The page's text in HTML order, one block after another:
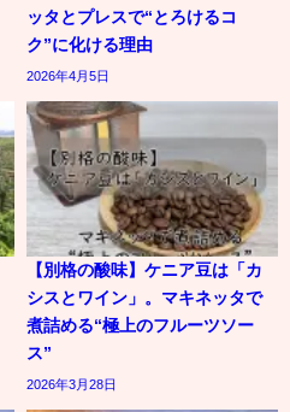
ッタとプレスで“とろけるコ
ク”に化ける理由
2026年4月5日
【別格の酸味】ケニア豆は「カ
シスとワイン」。マキネッタで
煮詰める“極上のフルーツソー
ス”
2026年3月28日